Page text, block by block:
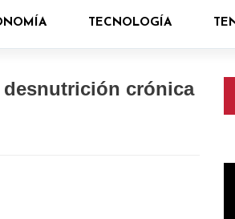
TECNOLOGÍA
desnutrición crónica